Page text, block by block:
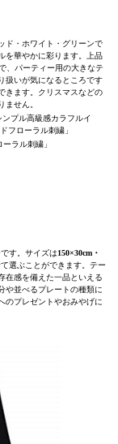
ド・ホワイト・グリーンで
を華やかに彩ります。上品
、パーティー用の大きなテ
扱いが気になるところです
きます。クリスマスなどの
ません。
ラル刺繍」
す。サイズは150×30cm・
選ぶことができます。テー
在感を備えた一品といえる
や並べるプレートの種類に
のプレゼントやおみやげに